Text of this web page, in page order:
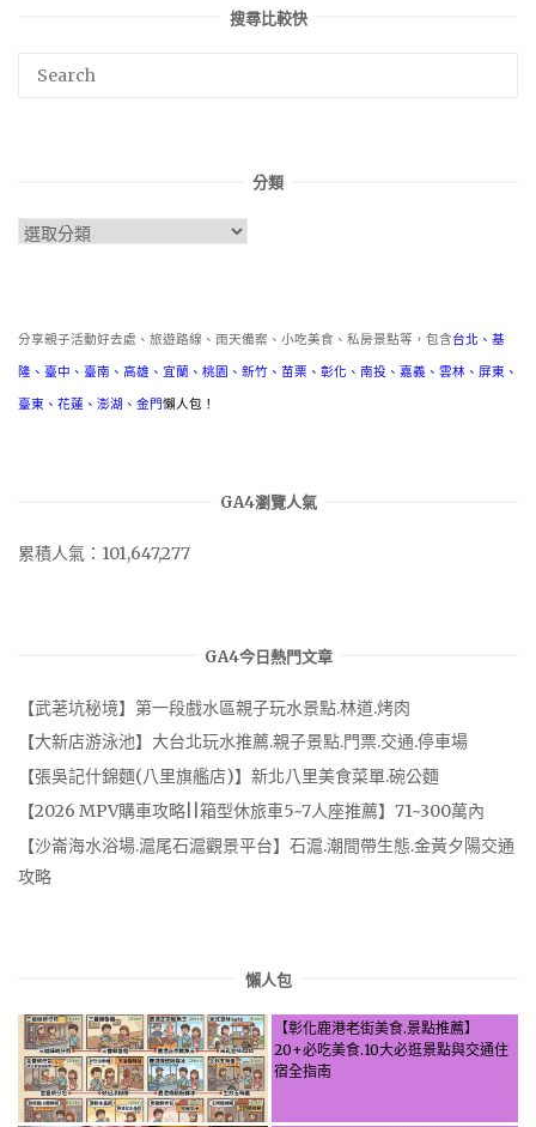
搜尋比較快
分類
分
分享親子活動好去處、旅遊路線、雨天備案、小吃美食、私房景點等，包含台北 、 基
隆 、 臺中 、 臺南 、 高雄 、 宜蘭 、 桃園 、 新竹 、 苗栗 、 彰化 、 南投 、 嘉義 、 雲林 、 屏東 、
臺東 、 花蓮 、 澎湖 、 金門懶人包！
GA4瀏覽人氣
累積人氣：101,647,277
GA4今日熱門文章
【武荖坑秘境】第一段戲水區親子玩水景點.林道.烤肉
【大新店游泳池】大台北玩水推薦.親子景點.門票.交通.停車場
【張吳記什錦麵(八里旗艦店)】新北八里美食菜單.碗公麵
【2026 MPV購車攻略||箱型休旅車5~7人座推薦】71~300萬內
【沙崙海水浴場.滬尾石滬觀景平台】石滬.潮間帶生態.金黃夕陽交通
攻略
懶人包
【彰化鹿港老街美食.景點推薦】
20+必吃美食.10大必逛景點與交通住
宿全指南